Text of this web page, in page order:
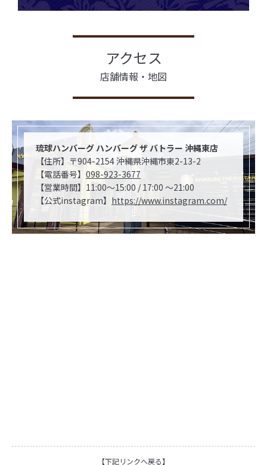
アクセス
店舗情報・地図
琉球ハンバーグ ハンバーグ ザ バトラー 沖縄東店
【住所】〒904-2154 沖縄県沖縄市東2-13-2
【電話番号】 098-923-3677
【営業時間】11:00〜15:00 / 17:00 〜21:00
【公式instagram】 https://www.instagram.com/
【下記リンクへ戻る】